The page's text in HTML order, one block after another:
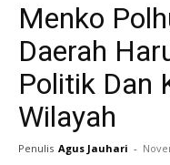
Menko
Daerah
Politik Dan
Wilayah
Penulis Agus Jauhari -